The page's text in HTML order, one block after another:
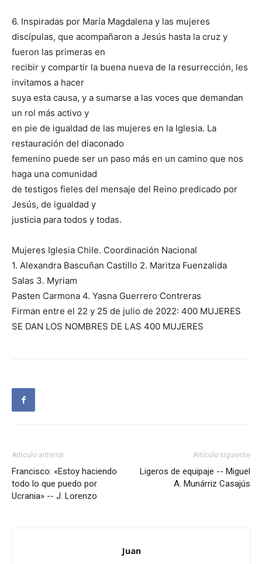
6. Inspiradas por María Magdalena y las mujeres
discípulas, que acompañaron a Jesús hasta la cruz y
fueron las primeras en
recibir y compartir la buena nueva de la resurrección, les
invitamos a hacer
suya esta causa, y a sumarse a las voces que demandan
un rol más activo y
en pie de igualdad de las mujeres en la Iglesia. La
restauración del diaconado
femenino puede ser un paso más en un camino que nos
haga una comunidad
de testigos fieles del mensaje del Reino predicado por
Jesús, de igualdad y
justicia para todos y todas.
Mujeres Iglesia Chile. Coordinación Nacional
1. Alexandra Bascuñan Castillo 2. Maritza Fuenzalida
Salas 3. Myriam
Pasten Carmona 4. Yasna Guerrero Contreras
Firman entre el 22 y 25 de julio de 2022: 400 MUJERES
SE DAN LOS NOMBRES DE LAS 400 MUJERES
Artículo anterior
Francisco: «Estoy haciendo
todo lo que puedo por
Ucrania» -- J. Lorenzo
Artículo siguiente
Ligeros de equipaje -- Miguel
A. Munárriz Casajús
Juan